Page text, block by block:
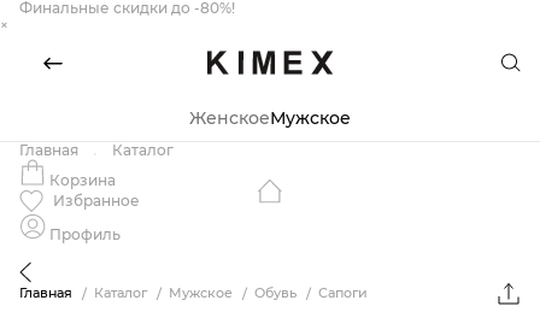
Финальные скидки до -80%!
×
ЖенскоеМужское
Главная
Каталог
Корзина
Избранное
Профиль
Главная Каталог Мужское Обувь Сапоги